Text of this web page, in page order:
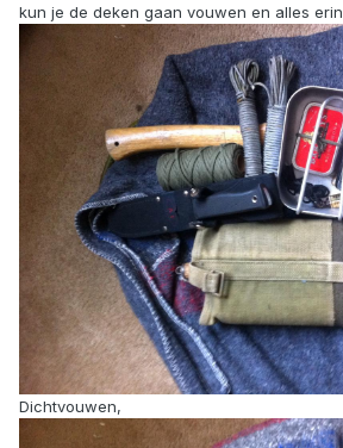
kun je de deken gaan vouwen en alles
Dichtvouwen,